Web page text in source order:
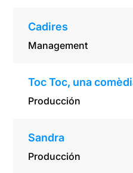
Cadires
Management
Toc Toc, una
Producción
Sandra
Producción